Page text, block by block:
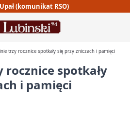
(komunikat RSO)
trzy rocznice spotkały się przy zniczach i pamięci
rocznice spotkały
i pamięci